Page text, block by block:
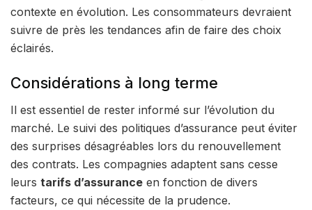
contexte en évolution. Les consommateurs devraient
suivre de près les tendances afin de faire des choix
éclairés.
Considérations à long terme
Il est essentiel de rester informé sur l’évolution du
marché. Le suivi des politiques d’assurance peut éviter
des surprises désagréables lors du renouvellement
des contrats. Les compagnies adaptent sans cesse
leurs tarifs d’assurance en fonction de divers
facteurs, ce qui nécessite de la prudence.